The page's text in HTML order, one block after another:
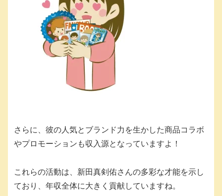
さらに、彼の人気とブランド力を生かした商品コラボ
やプロモーションも収入源となっていますよ！
これらの活動は、新田真剣佑さんの多彩な才能を示し
ており、年収全体に大きく貢献していますね。